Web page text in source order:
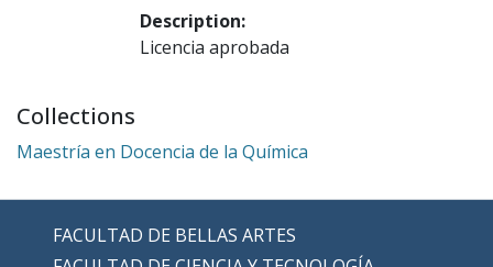
Description:
Licencia aprobada
Collections
Maestría en Docencia de la Química
FACULTAD DE BELLAS ARTES